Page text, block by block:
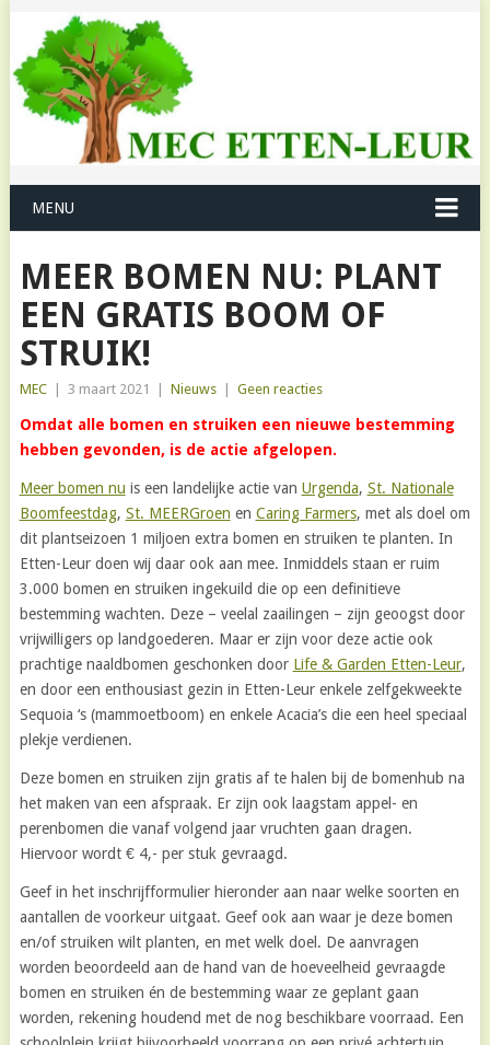
MENU
MEER BOMEN NU: PLANT
EEN GRATIS BOOM OF
STRUIK!
MEC 3 maart 2021 Nieuws Geen reacties
Omdat alle bomen en struiken een nieuwe bestemming
hebben gevonden, is de actie afgelopen.
Meer bomen nu is een landelijke actie van Urgenda, St. Nationale
Boomfeestdag, St. MEERGroen en Caring Farmers, met als doel om
dit plantseizoen 1 miljoen extra bomen en struiken te planten. In
Etten-Leur doen wij daar ook aan mee. Inmiddels staan er ruim
3.000 bomen en struiken ingekuild die op een definitieve
bestemming wachten. Deze – veelal zaailingen – zijn geoogst door
vrijwilligers op landgoederen. Maar er zijn voor deze actie ook
prachtige naaldbomen geschonken door Life & Garden Etten-Leur,
en door een enthousiast gezin in Etten-Leur enkele zelfgekweekte
Sequoia ‘s (mammoetboom) en enkele Acacia’s die een heel speciaal
plekje verdienen.
Deze bomen en struiken zijn gratis af te halen bij de bomenhub na
het maken van een afspraak. Er zijn ook laagstam appel- en
perenbomen die vanaf volgend jaar vruchten gaan dragen.
Hiervoor wordt € 4,- per stuk gevraagd.
Geef in het inschrijfformulier hieronder aan naar welke soorten en
aantallen de voorkeur uitgaat. Geef ook aan waar je deze bomen
en/of struiken wilt planten, en met welk doel. De aanvragen
worden beoordeeld aan de hand van de hoeveelheid gevraagde
bomen en struiken én de bestemming waar ze geplant gaan
worden, rekening houdend met de nog beschikbare voorraad. Een